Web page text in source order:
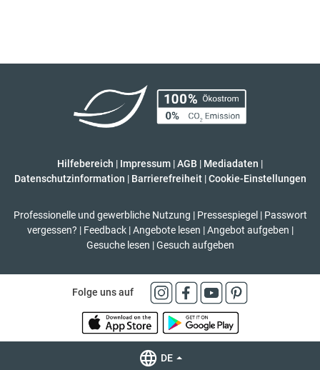
Hilfebereich | Impressum |AGB | Mediadaten |
Datenschutzinformation | Barrierefreiheit | Cookie-Einstellungen
Professionelle und gewerbliche Nutzung | Pressespiegel | Passwort
vergessen? | Feedback | Angebote lesen | Angebot aufgeben |
Gesuche lesen | Gesuch aufgeben
Folge uns auf
DE